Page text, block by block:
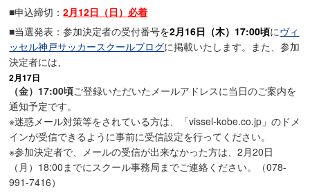
■申込締切：2月12日（日）必着
■当選発表：参加決定者の受付番号を2月16日（木）17:00頃にヴィ
ッセル神戸サッカースクールブログに掲載いたします。また、参加
決定者には
2月17日
（金）17:00頃ご登録いただいたメールアドレスに当日のご案内を
通知予定です。
※迷惑メール対策等をされている方は、「vissel-kobe.co.jp」のドメ
インが受信できるように事前に受信設定を行ってください。
※参加決定者で、メールの受信が出来なかった方は、2月20日
（月）18:00までにスクール事務局までご連絡ください。（078-
991-7416）